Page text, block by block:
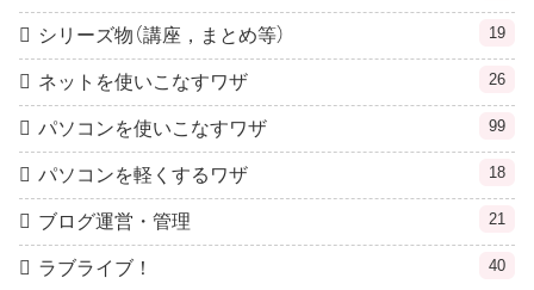
シリーズ物（講座，まとめ等） 19
ネットを使いこなすワザ 26
パソコンを使いこなすワザ 99
パソコンを軽くするワザ 18
ブログ運営・管理 21
ラブライブ！ 40